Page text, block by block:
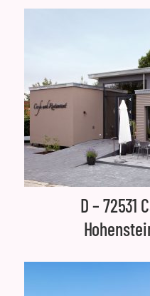
D – 72531